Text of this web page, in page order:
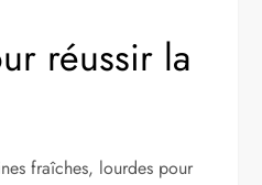
réussir la
fraîches, lourdes pour